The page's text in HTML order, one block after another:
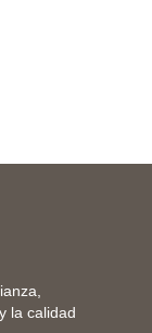
la calidad